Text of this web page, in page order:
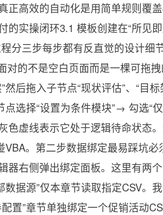
正高效的自动化是用简单规则覆
的实操闭环3.1 模板创建在“所见
分三步每步都有反直觉的设计细
对的不是空白页面而是一棵可拖
然后拖入子节点“现状评估”、“目
点选择“设置为条件模块”→ 勾选“
色虚线表示它处于逻辑待命状态
VBA。第二步数据绑定最易踩坑
器右侧弹出绑定面板。这里有两
数据源”仅本章节读取指定CSV。
置”章节单独绑定一个促销活动